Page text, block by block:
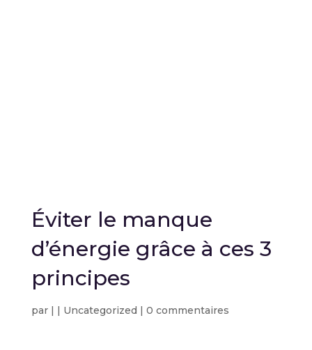
Éviter le manque
d’énergie grâce à ces 3
principes
par | | Uncategorized | 0 commentaires